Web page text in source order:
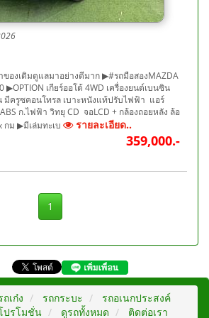
องเดิมดูแลมาอย่างดีมาก ▶#รถมือสองMAZDA
▶OPTION เกียร์ออโต้ 4WD เครื่องยนต์เบนซิน
ครูซคอนโทรล เบาะหนังแท้ปรับไฟฟ้า แอร์
ก.ไฟฟ้า วิทยุ CD จอLCD + กล้องถอยหลัง ล้อ
กม ▶มีเล่มทะเบ
รายละเอียด..
359,000.-
1
ถเก๋ง รถกระบะ
รถอเนกประสงค์
ปรโมชั่น ดูรถทั้งหมด ติดต่อเรา